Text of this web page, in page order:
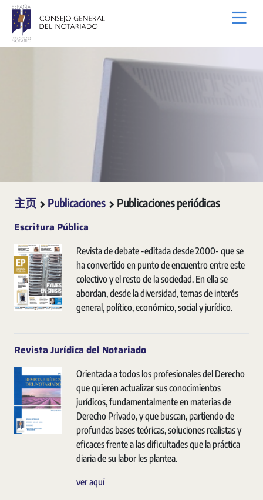
跳转到主内容
主页 Publicaciones Publicaciones periódicas
Escritura Pública
Revista de debate -editada desde 2000- que se
ha convertido en punto de encuentro entre este
colectivo y el resto de la sociedad. En ella se
abordan, desde la diversidad, temas de interés
general, político, económico, social y jurídico.
Revista Jurídica del Notariado
Orientada a todos los profesionales del Derecho
que quieren actualizar sus conocimientos
jurídicos, fundamentalmente en materias de
Derecho Privado, y que buscan, partiendo de
profundas bases teóricas, soluciones realistas y
eficaces frente a las dificultades que la práctica
diaria de su labor les plantea.
ver aquí